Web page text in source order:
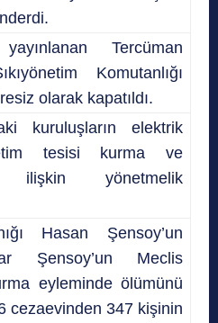
Tercüman
Komutanlığı
olarak kapatıldı.
kuruluşların elektrik
tesisi kurma ve
ilişkin yönetmelik
Hasan Şensoy’un
Şensoy’un Meclis
eyleminde ölümünü
cezaevinden 347 kişinin